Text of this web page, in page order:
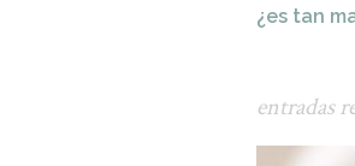
¿es tan
entradas